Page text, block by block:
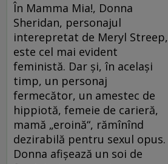
În Mamma Mia!, Donna
Sheridan, personajul
interepretat de Meryl Streep,
este cel mai evident
feministă. Dar și, în același
timp, un personaj
fermecător, un amestec de
hippiotă, femeie de carieră,
mamă „eroină“, rămînînd
dezirabilă pentru sexul opus.
Donna afișează un soi de